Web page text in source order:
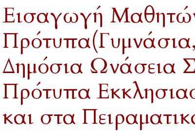
Εισαγωγή
Δημόσια Ωνάσεια
Πρότυπα
και στα